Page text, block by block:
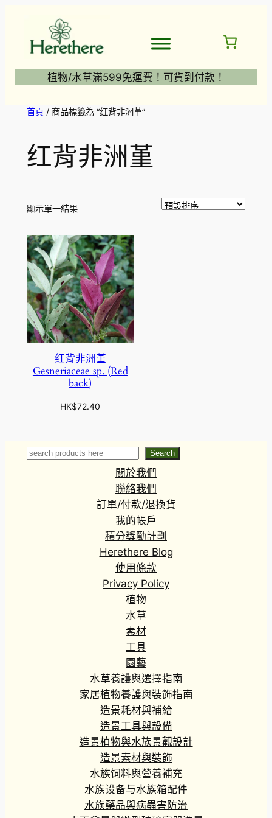
植物/水草滿599免運費！可貨到付款！
首頁/ 商品標籤為 “红背非洲堇”
红背非洲堇
顯示單一結果
红背非洲堇
Gesneriaceae sp. (Red
back)
HK$72.40
Search Search
關於我們
聯絡我們
訂單/付款/退換貨
我的帳戶
積分獎勵計劃
Herethere Blog
使用條款
Privacy Policy
植物
水草
素材
工具
園藝
水草養護與選擇指南
家居植物養護與裝飾指南
造景耗材與補給
造景工具與設備
造景植物與水族景觀設計
造景素材與裝飾
水族饲料與營養補充
水族设备与水族箱配件
水族藥品與病蟲害防治